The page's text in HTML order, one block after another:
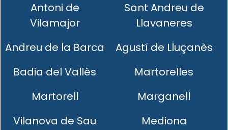
Antoni de
Vilamajor
Sant Andreu de
Llavaneres
Andreu de la Barca
Agustí de Lluçanès
Badia del Vallès
Martorelles
Martorell
Marganell
Vilanova de Sau
Mediona